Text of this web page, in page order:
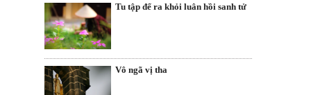
Tu tập để ra khỏi luân hồi sanh tử
Vô ngã vị tha